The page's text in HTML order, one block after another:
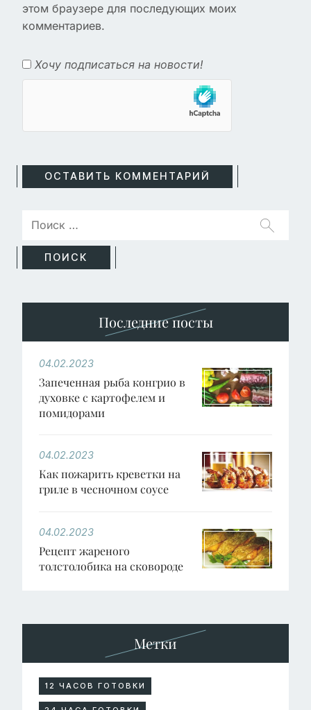
этом браузере для последующих моих
комментариев.
Хочу подписаться на новости!
Последние посты
04.02.2023
Запеченная рыба конгрио в
духовке с картофелем и
помидорами
04.02.2023
Как пожарить креветки на
гриле в чесночном соусе
04.02.2023
Рецепт жареного
толстолобика на сковороде
Метки
12 ЧАСОВ ГОТОВКИ